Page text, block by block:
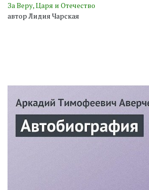
За Веру, Царя и Отечество
автор Лидия Чарская